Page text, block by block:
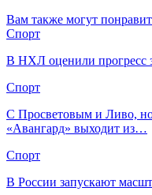
Вам также могут
Спорт
В НХЛ оценили прогресс
Спорт
С Просветовым и Ливо,
«Авангард» выходит из…
Спорт
В России запускают